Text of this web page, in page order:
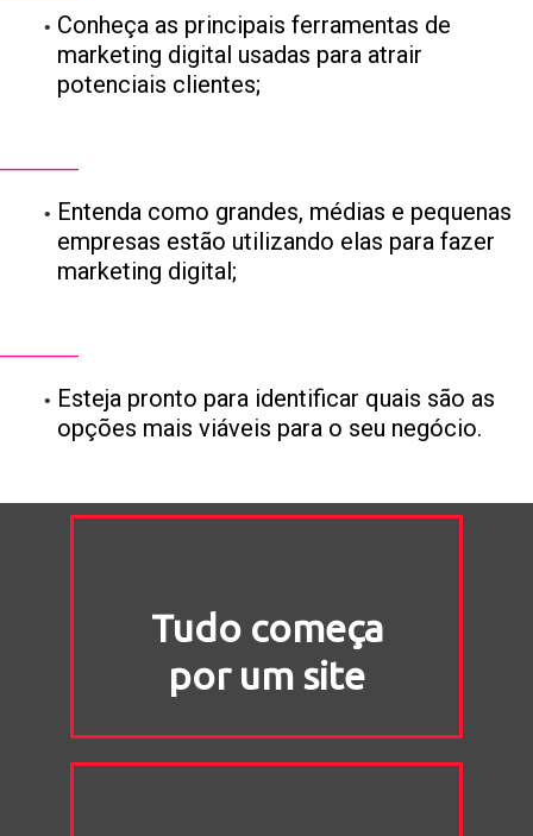
Conheça as principais ferramentas de
marketing digital usadas para atrair
potenciais clientes;
Entenda como grandes, médias e pequenas
empresas estão utilizando elas para fazer
marketing digital;
Esteja pronto para identificar quais são as
opções mais viáveis para o seu negócio.
Tudo começa
por um site